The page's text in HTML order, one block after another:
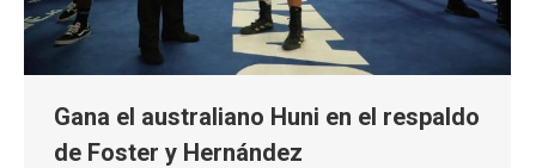
Gana el australiano Huni en el respaldo
de Foster y Hernández